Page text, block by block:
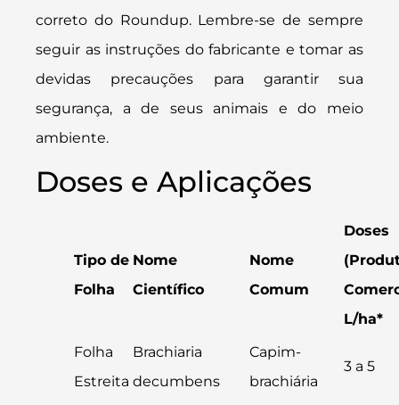
correto do Roundup. Lembre-se de sempre
seguir as instruções do fabricante e tomar as
devidas precauções para garantir sua
segurança, a de seus animais e do meio
ambiente.
Doses e Aplicações
Tipo de
Folha
Nome
Científico
Nome
Comum
Doses
L/ha*
Folha
Estreita
Brachiaria
decumbens
Capim-
brachiária
3 a 5